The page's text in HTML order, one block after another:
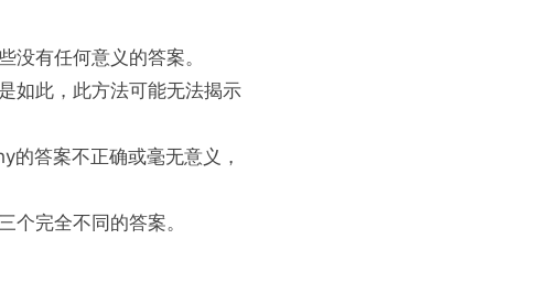
没有任何意义的答案。
如此，此方法可能无法揭示
的答案不正确或毫无意义，
个完全不同的答案。